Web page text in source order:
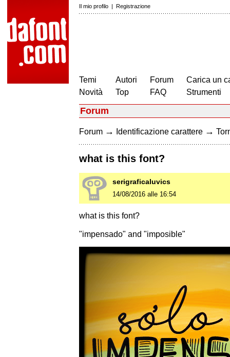
Il mio profilo | Registrazione
Temi
Novità
Autori
Top
Forum
FAQ
Carica un
Strumenti
Forum
Forum → Identificazione carattere →
what is this font?
serigraficaluvics
14/08/2016 alle 16:54
what is this font?
"impensado" and "imposible"